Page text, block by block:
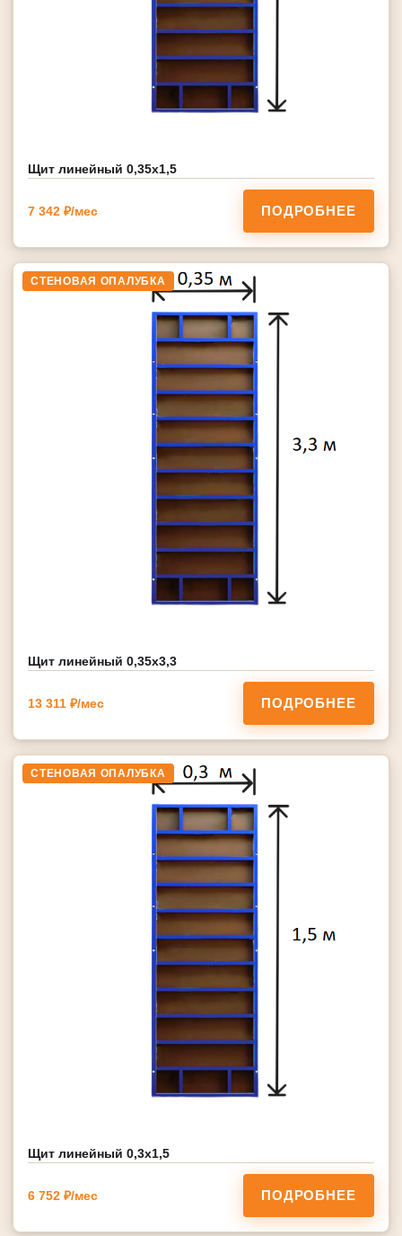
Щит линейный 0,35х1,5
7 342 ₽/мес ПОДРОБНЕЕ
СТЕНОВАЯ ОПАЛУБКА
Щит линейный 0,35х3,3
13 311 ₽/мес ПОДРОБНЕЕ
СТЕНОВАЯ ОПАЛУБКА
Щит линейный 0,3х1,5
6 752 ₽/мес ПОДРОБНЕЕ